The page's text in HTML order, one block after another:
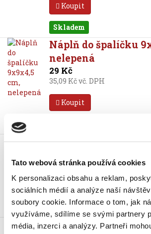
Tato webová stránka používá cookies
K personalizaci obsahu a reklam,
sociálních médií a analýze naší
soubory cookie. Informace o tom, jak
využíváme, sdílíme se svými partnery
média, inzerci a analýzy. Partneři
Koupit
Skladem
Náplň do špalíčku
nelepená
29 Kč
35,09 Kč vč. DPH
Koupit
Náčrtník A4, 80 g,
25,41 Kč vč. DPH
Koupit
Skladem
Náčrtník A4, 80 g,